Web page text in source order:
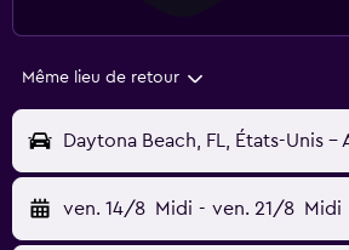
Même lieu de retour
ven. 14/8 Midi - ven. 21/8 Midi